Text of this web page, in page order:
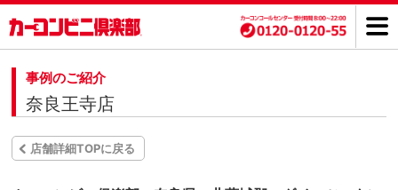
事例のご紹介
奈良王寺店
店舗詳細TOPに戻る